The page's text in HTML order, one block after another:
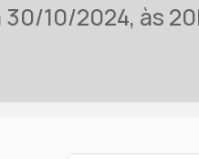
30/10/2024, às